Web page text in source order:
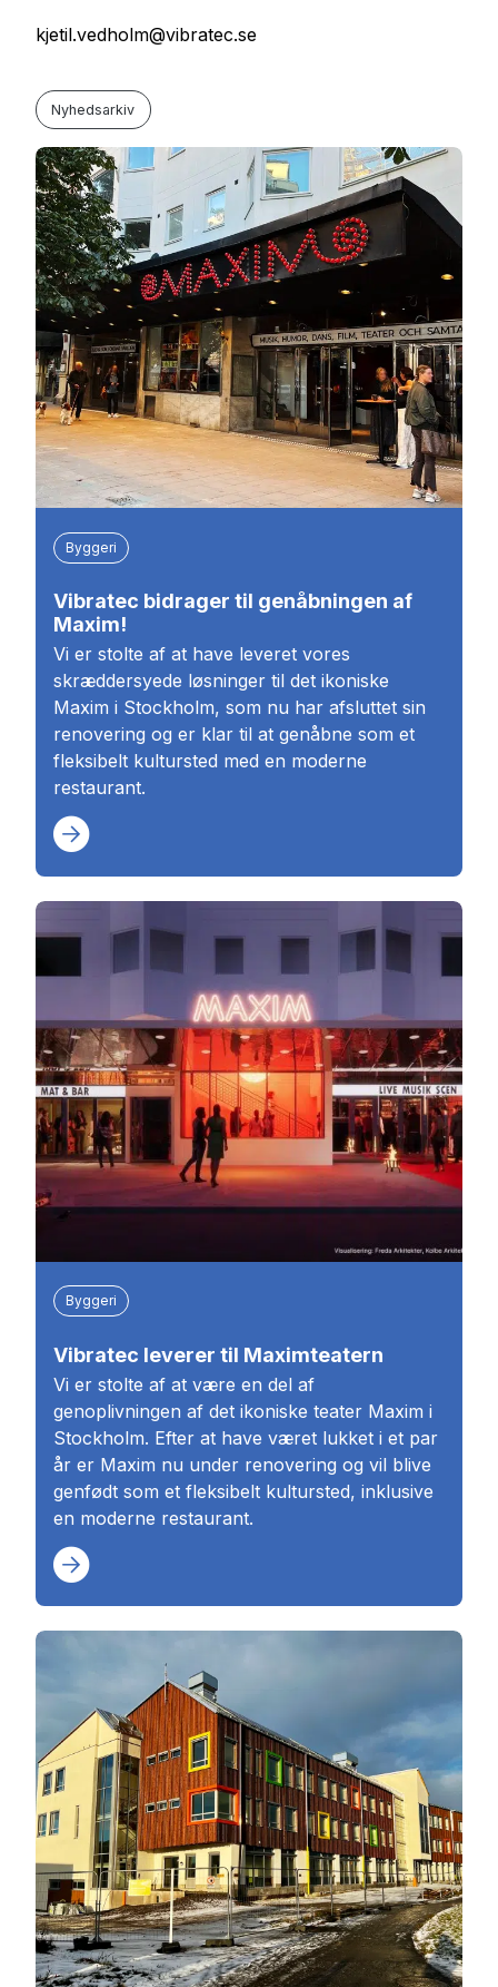
kjetil.vedholm@vibratec.se
Nyhedsarkiv
Byggeri
Vibratec bidrager til genåbningen af
Maxim!
Vi er stolte af at have leveret vores
skræddersyede løsninger til det ikoniske
Maxim i Stockholm, som nu har afsluttet sin
renovering og er klar til at genåbne som et
fleksibelt kultursted med en moderne
restaurant.
Byggeri
Vibratec leverer til Maximteatern
Vi er stolte af at være en del af
genoplivningen af det ikoniske teater Maxim i
Stockholm. Efter at have været lukket i et par
år er Maxim nu under renovering og vil blive
genfødt som et fleksibelt kultursted, inklusive
en moderne restaurant.